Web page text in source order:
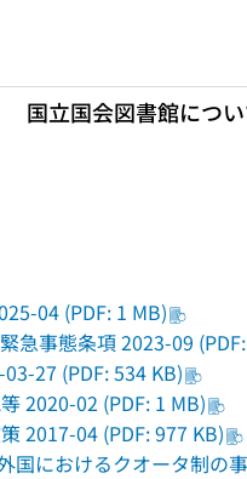
国立国会図書館につ
04 (PDF: 1 MB)
急事態条項 2023-09
27 (PDF: 534 KB)
2020-02 (PDF: 1 MB)
2017-04 (PDF: 977 KB)
国におけるクオータ制の